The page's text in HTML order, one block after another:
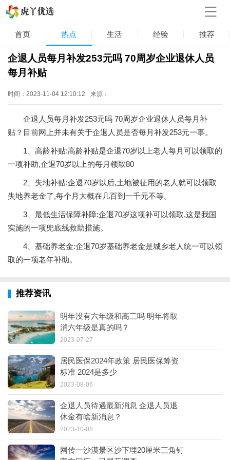
首页 热点 生活 经验 推荐
企退人员每月补发253元吗 70周岁企业退休人员
每月补贴
时间：2023-11-04 12:10:12 来源：
企退人员每月补发253元吗 70周岁企业退休人员每月补
贴？目前网上并未有关于企退人员是否每月补发253元一事。
1、高龄补贴:高龄补贴是企退70岁以上老人每月可以领取的
一项补助,企退70岁以上的每月领取80
2、失地补贴:企退70岁以后,土地被征用的老人就可以领取
失地养老金了,每个月大概在几百到一千元不等。
3、最低生活保障补障:企退70岁这项补可以领取,这是我国
实施的一项兜底线救助措施。
4、基础养老金:企退70岁基础养老金是城乡老人统一可以领
取的一项老年补助。
推荐资讯
明年没有六年级和高三吗 明年将取
消六年级是真的吗？
2023-07-27
居民医保2024年政策 居民医保筹资
标准 2024是多少
2023-08-06
企退人员待遇最新消息 企退人员退
休金有啥新消息？
2023-10-08
网传一沙漠景区沙下埋20厘米三角钉